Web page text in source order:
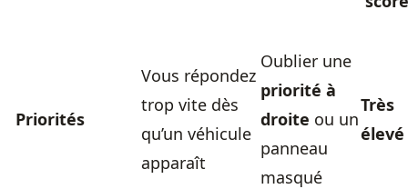
Priorités
Vous répondez
trop vite dès
qu’un véhicule
apparaît
Oublier une
priorité à
droite ou un
panneau
masqué
Très
élevé